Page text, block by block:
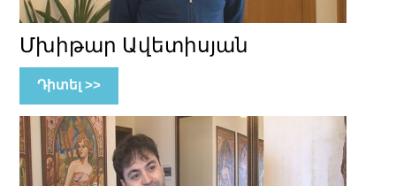
Մխիթար Ավետիսյան
Դիտել >>